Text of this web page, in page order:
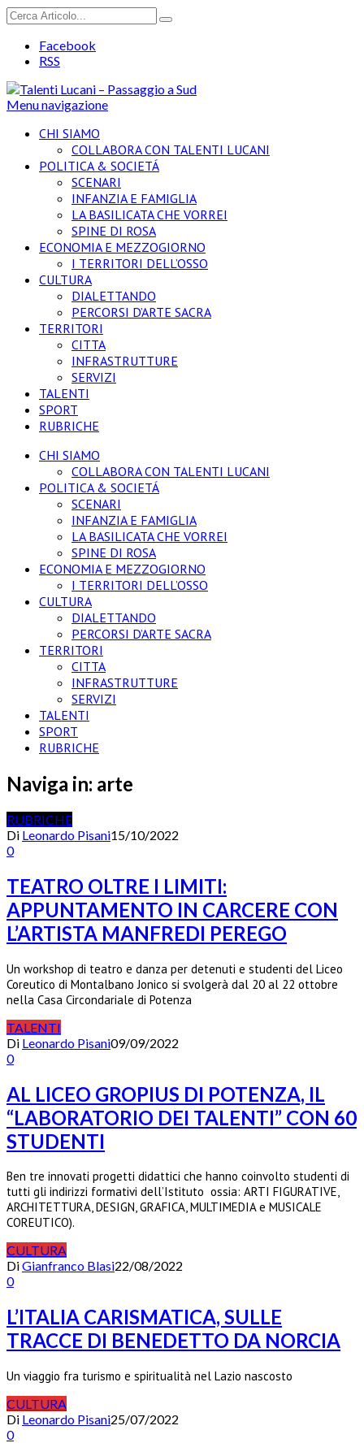
Facebook
RSS
Menu navigazione
CHI SIAMO
COLLABORA CON TALENTI LUCANI
POLITICA & SOCIETÁ
SCENARI
INFANZIA E FAMIGLIA
LA BASILICATA CHE VORREI
SPINE DI ROSA
ECONOMIA E MEZZOGIORNO
I TERRITORI DELL’OSSO
CULTURA
DIALETTANDO
PERCORSI D’ARTE SACRA
TERRITORI
CITTA
INFRASTRUTTURE
SERVIZI
TALENTI
SPORT
RUBRICHE
CHI SIAMO
COLLABORA CON TALENTI LUCANI
POLITICA & SOCIETÁ
SCENARI
INFANZIA E FAMIGLIA
LA BASILICATA CHE VORREI
SPINE DI ROSA
ECONOMIA E MEZZOGIORNO
I TERRITORI DELL’OSSO
CULTURA
DIALETTANDO
PERCORSI D’ARTE SACRA
TERRITORI
CITTA
INFRASTRUTTURE
SERVIZI
TALENTI
SPORT
RUBRICHE
Naviga in: arte
RUBRICHE
Di Leonardo Pisani15/10/2022
0
TEATRO OLTRE I LIMITI:
APPUNTAMENTO IN CARCERE CON
L’ARTISTA MANFREDI PEREGO
Un workshop di teatro e danza per detenuti e studenti del Liceo
Coreutico di Montalbano Jonico si svolgerà dal 20 al 22 ottobre
nella Casa Circondariale di Potenza
TALENTI
Di Leonardo Pisani09/09/2022
0
AL LICEO GROPIUS DI POTENZA, IL
“LABORATORIO DEI TALENTI” CON 60
STUDENTI
Ben tre innovati progetti didattici che hanno coinvolto studenti di
tutti gli indirizzi formativi dell’Istituto ossia: ARTI FIGURATIVE,
ARCHITETTURA, DESIGN, GRAFICA, MULTIMEDIA e MUSICALE
COREUTICO).
CULTURA
DiGianfranco Blasi22/08/2022
0
L’ITALIA CARISMATICA, SULLE
TRACCE DI BENEDETTO DA NORCIA
Un viaggio fra turismo e spiritualità nel Lazio nascosto
CULTURA
Di Leonardo Pisani25/07/2022
0